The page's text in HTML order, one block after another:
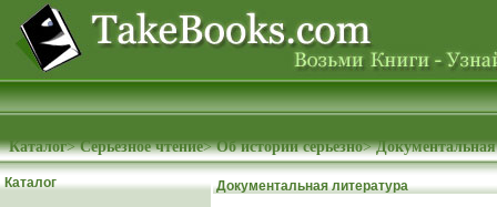
Каталог>Серьезное чтение>Об истории серьезно>
Каталог Документальная литература